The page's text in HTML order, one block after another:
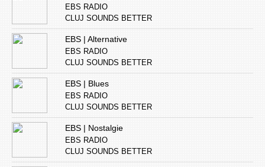
EBS RADIO
CLUJ SOUNDS BETTER
EBS | Alternative
EBS RADIO
CLUJ SOUNDS BETTER
EBS | Blues
EBS RADIO
CLUJ SOUNDS BETTER
EBS | Nostalgie
EBS RADIO
CLUJ SOUNDS BETTER